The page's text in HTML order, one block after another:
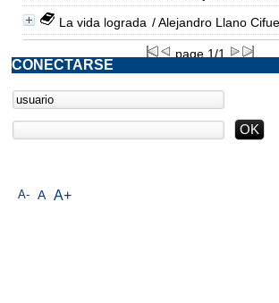
La vida lograda / Alejandro Llano
page 1/1
A- A A+
CONECTARSE